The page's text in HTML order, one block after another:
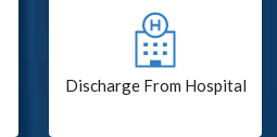
Discharge From Hospital